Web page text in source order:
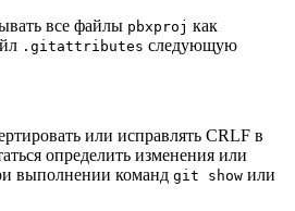
все файлы pbxproj как
.gitattributes следующую
или исправлять CRLF в
определить изменения или
выполнении команд git show или